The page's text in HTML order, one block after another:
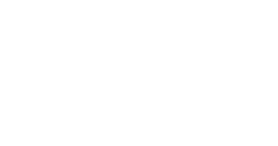
comunicazione crea un brand